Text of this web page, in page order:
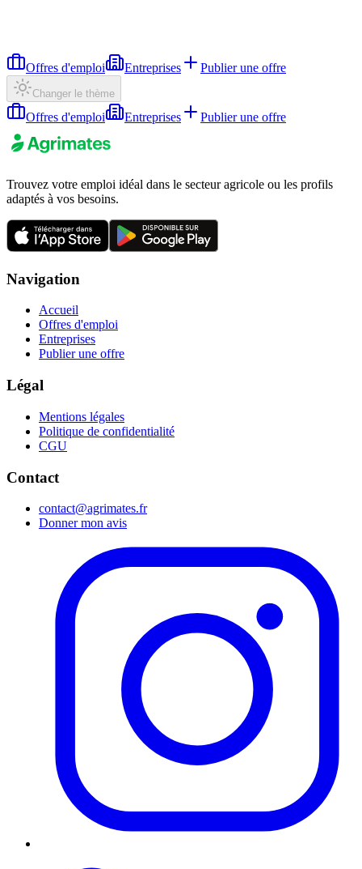
Offres d'emploi Entreprises Publier une offre
Changer le thème
Offres d'emploi Entreprises Publier une offre
Trouvez votre emploi idéal dans le secteur agricole ou les profils
adaptés à vos besoins.
Navigation
Accueil
Offres d'emploi
Entreprises
Publier une offre
Légal
Mentions légales
Politique de confidentialité
CGU
Contact
contact@agrimates.fr
Donner mon avis